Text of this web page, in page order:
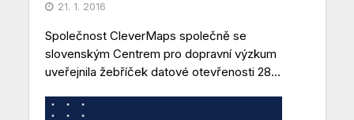
21. 1. 2016
Společnost CleverMaps společně se
slovenským Centrem pro dopravní výzkum
uveřejnila žebříček datové otevřenosti 28...